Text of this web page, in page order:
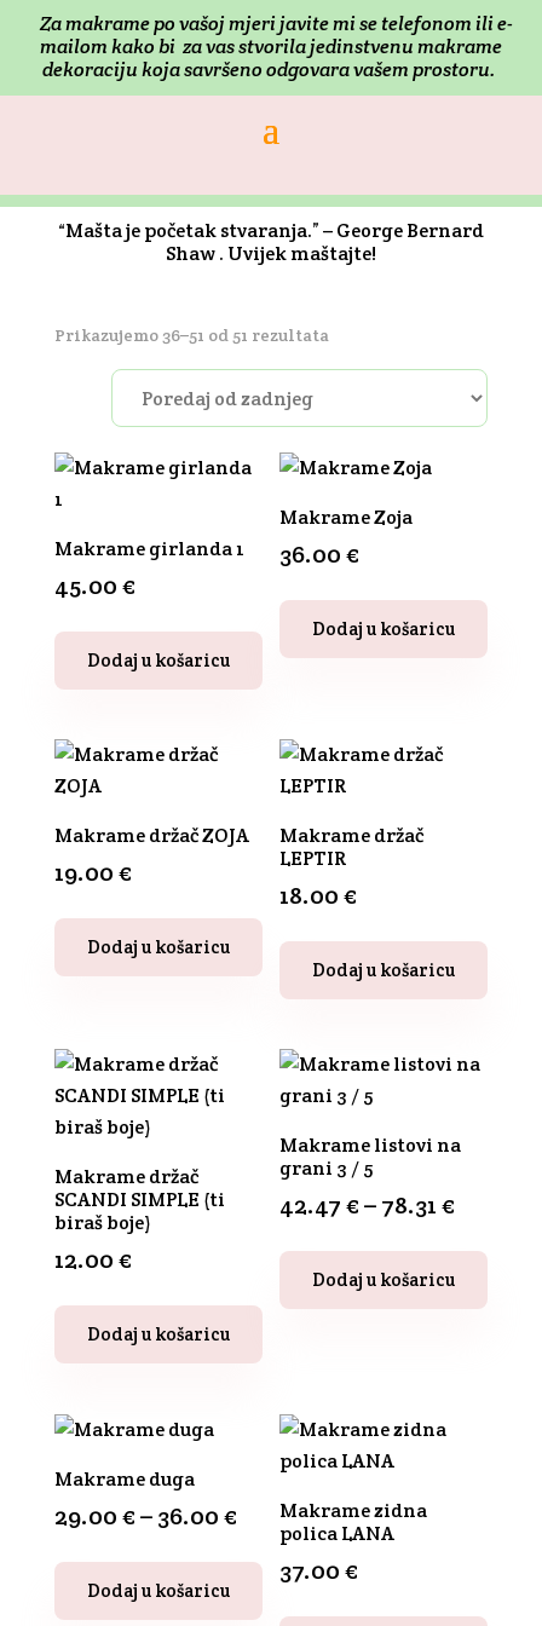
Za makrame po vašoj mjeri javite mi se telefonom ili e-
mailom kako bi za vas stvorila jedinstvenu makrame
dekoraciju koja savršeno odgovara vašem prostoru.
“Mašta je početak stvaranja.” – George Bernard
Shaw . Uvijek maštajte!
Prikazujemo 36–51 od 51 rezultataPoredano
po
Makrame girlanda 1
45.00€
Dodaj u košaricu
Makrame Zoja
36.00€
Dodaj u košaricu
Makrame držač ZOJA
19.00€
Dodaj u košaricu
Ovaj
proizvod
varijanti.
Opcije
se
odabrati
na
Makrame držač
LEPTIR
18.00€
Dodaj u košaricu
proizvod
više
Opcije
se
mogu
odabrati
stranici
proizvoda
Makrame držač
SCANDI SIMPLE (ti
biraš boje)
12.00€
Dodaj u košaricu
proizvod
više
Opcije
se
odabrati
Makrame listovi na
grani 3 / 5
42.47€–78.31€
Dodaj u košaricu
proizvod
Opcije
se
odabrati
na
stranici
proizvoda
Makrame duga
29.00€–36.00€
Dodaj u košaricu
Ovaj
proizvod
Makrame zidna
polica LANA
37.00€